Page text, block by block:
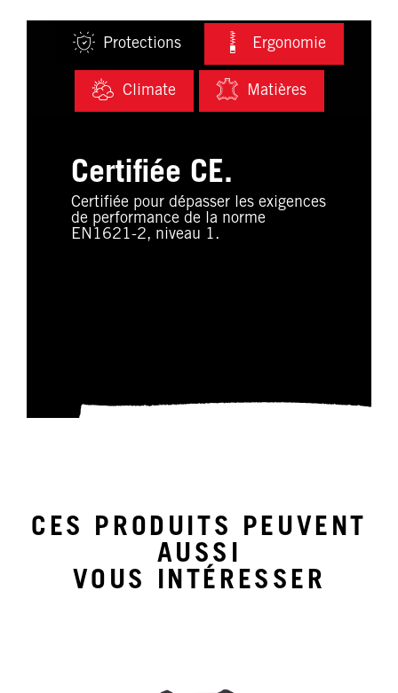
Protections Ergonomie
Climate Matières
Certifiée CE.
Certifiée pour dépasser les exigences
de performance de la norme
EN1621-2, niveau 1.
CES PRODUITS PEUVENT
AUSSI
VOUS INTÉRESSER